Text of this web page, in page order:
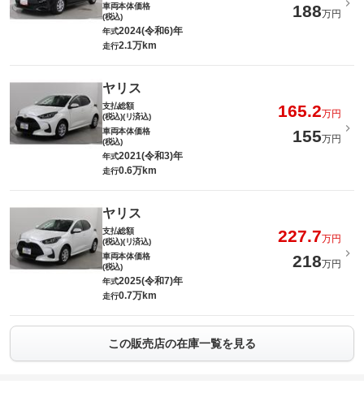
車両本体価格
(税込)
188万円
年式2024(令和6)年
走行2.1万km
ヤリス
支払総額
(税込)(リ済込)
165.2万円
車両本体価格
(税込)
155万円
年式2021(令和3)年
走行0.6万km
ヤリス
支払総額
(税込)(リ済込)
227.7万円
車両本体価格
(税込)
218万円
年式2025(令和7)年
走行0.7万km
この販売店の在庫一覧を見る